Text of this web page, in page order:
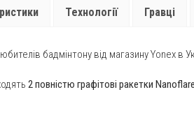
Технології Гравці
бадмінтону від магазину Yonex в
2 повністю графітові ракетки